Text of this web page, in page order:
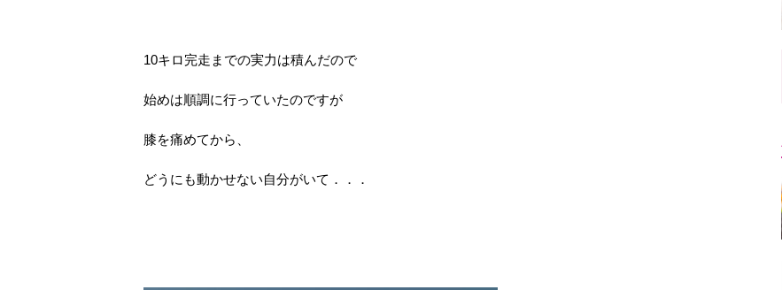
10キロ完走までの実力は積んだので
始めは順調に行っていたのですが
膝を痛めてから、
どうにも動かせない自分がいて．．．